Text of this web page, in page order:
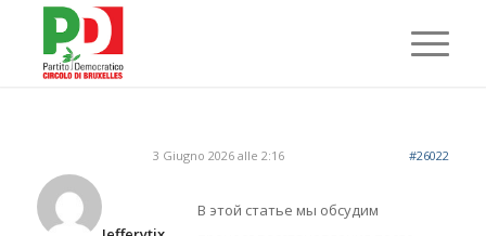
3 Giugno 2026 alle 2:16 #26022
В этой статье мы обсудим